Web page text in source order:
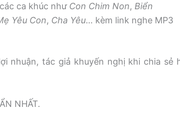
ca khúc như Con Chim Non, Biển
Yêu Con, Cha Yêu… kèm link nghe MP3
nhuận, tác giả khuyến nghị khi chia sẻ
NHẤT.